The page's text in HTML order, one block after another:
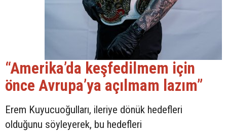
“Amerika’da keşfedilmem için
önce Avrupa’ya açılmam lazım”
Erem Kuyucuoğulları, ileriye dönük hedefleri
olduğunu söyleyerek, bu hedefleri